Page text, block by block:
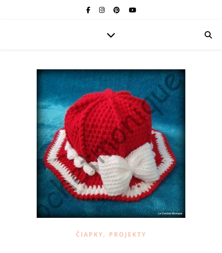
ČIAPKY, PROJEKTY